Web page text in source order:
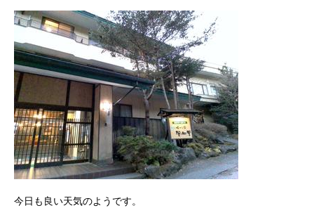
今日も良い天気のようです。